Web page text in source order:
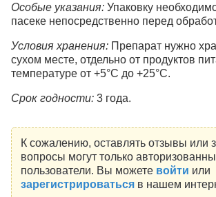
Особые указания: Упаковку
пасеке непосредственно перед
Условия хранения: Препарат нужно
сухом месте, отдельно от продуктов
температуре от +5°С до +25°С.
Срок годности: 3 года.
К сожалению, оставлять отзывы или
вопросы могут только
пользователи. Вы можете войти или
зарегистрироватьсяв нашем